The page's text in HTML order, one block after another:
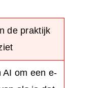
de praktijk
AI om een e-